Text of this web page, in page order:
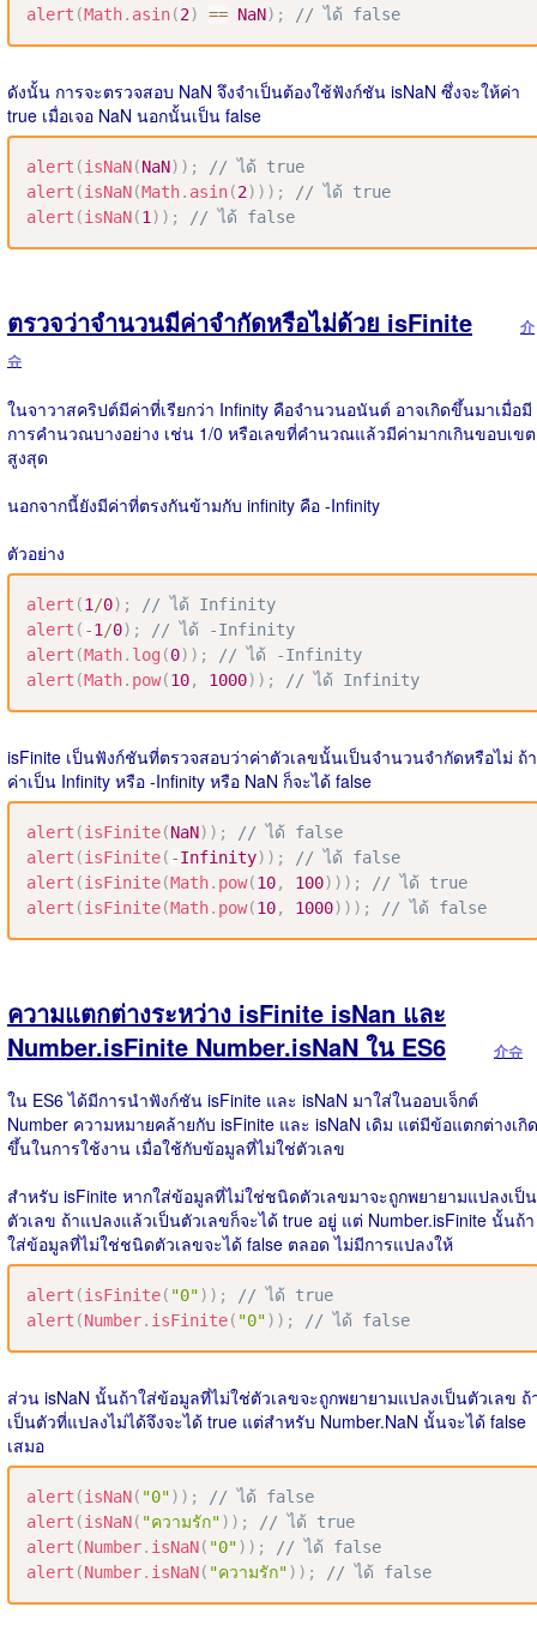
alert (Math. asin(2) == NaN) ; // ได้ false
ดังนั้น การจะตรวจสอบ NaN จึงจำเป็นต้องใช้ฟังก์ชัน isNaN ซึ่งจะให้ค่า
true เมื่อเจอ NaN นอกนั้นเป็น false
alert (isNaN(NaN) ) ;
// ได้ true
alert (isNaN(Math. asin(2) ) ) ;
// ได้ true
alert (isNaN(1 ) ) ; // ได้ false
ตรวจว่าจำนวนมีค่าจำกัดหรือไม่ด้วย isFinite
介
슈
ในจาวาสคริปต์มีค่าที่เรียกว่า Infinity คือจำนวนอนันต์ อาจเกิดขึ้นมาเมื่อมี
การคำนวณบางอย่าง เช่น 1/0 หรือเลขที่คำนวณแล้วมีค่ามากเกินขอบเขต
สูงสุด
นอกจากนี้ยังมีค่าที่ตรงกันข้ามกับ infinity คือ -Infinity
ตัวอย่าง
alert (1 /0) ;
// ได้ Infinity
alert ( -1 /0) ;
// ได้ -Infinity
alert (Math. log (0) ) ;
// ได้ -Infinity
alert (Math. pow(10, 1000) ) ; // ได้ Infinity
isFinite เป็นฟังก์ชันที่ตรวจสอบว่าค่าตัวเลขนั้นเป็นจำนวนจำกัดหรือไม่ ถ้า
ค่าเป็น Infinity หรือ -Infinity หรือ NaN ก็จะได้ false
alert (isFinite(NaN) ) ;
// ได้ false
alert (isFinite( -Infinity) ) ;
// ได้ false
alert (isFinite(Math. pow(10, 100) ) ) ;
// ได้ true
alert (isFinite(Math. pow(10, 1000) ) ) ; // ได้ false
ความแตกต่างระหว่าง isFinite isNan และ
Number.isFinite Number.isNaN ใน ES6
介슈
ใน ES6 ได้มีการนำฟังก์ชัน isFinite และ isNaN มาใส่ในออบเจ็กต์
Number ความหมายคล้ายกับ isFinite และ isNaN เดิม แต่มีข้อแตกต่างเกิด
ขึ้นในการใช้งาน เมื่อใช้กับข้อมูลที่ไม่ใช่ตัวเลข
สำหรับ isFinite หากใส่ข้อมูลที่ไม่ใช่ชนิดตัวเลขมาจะถูกพยายามแปลงเป็น
ตัวเลข ถ้าแปลงแล้วเป็นตัวเลขก็จะได้ true อยู่ แต่ Number.isFinite นั้นถ้า
ใส่ข้อมูลที่ไม่ใช่ชนิดตัวเลขจะได้ false ตลอด ไม่มีการแปลงให้
alert (isFinite( "0") ) ;
// ได้ true
alert (Number. isFinite( "0") ) ; // ได้ false
ส่วน isNaN นั้นถ้าใส่ข้อมูลที่ไม่ใช่ตัวเลขจะถูกพยายามแปลงเป็นตัวเลข ถ้
เป็นตัวที่แปลงไม่ได้จึงจะได้ true แต่สำหรับ Number.NaN นั้นจะได้ false
เสมอ
alert (isNaN( "0") ) ;
// ได้ false
alert (isNaN( "ความรัก") ) ;
// ได้ true
alert (Number. isNaN( "0") ) ;
// ได้ false
alert (Number. isNaN( "ความรัก") ) ; // ได้ false